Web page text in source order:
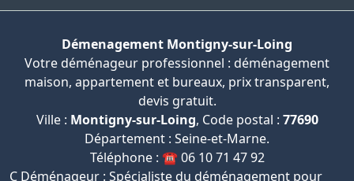
Démenagement Montigny-sur-Loing
Votre déménageur professionnel : déménagement
maison, appartement et bureaux, prix transparent,
devis gratuit.
Ville : Montigny-sur-Loing, Code postal : 77690
Département : Seine-et-Marne.
Téléphone : ☎️ 06 10 71 47 92
C Déménageur : Spécialiste du déménagement pour